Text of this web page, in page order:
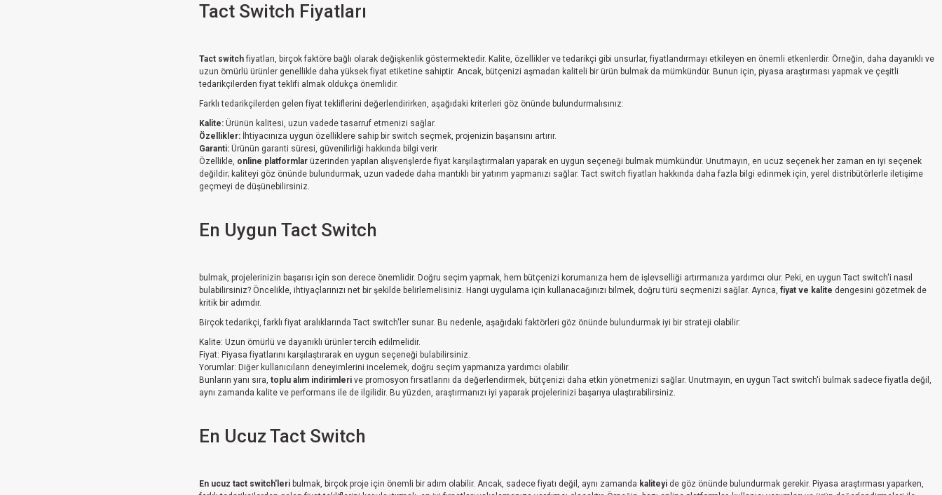
Tact Switch Fiyatları
Tact switchfiyatları, birçok faktöre bağlı olarak değişkenlik göstermektedir. Kalite, özellikler ve tedarikçi gibi unsurlar, fiyatlandırmayı etkileyen en önemli etkenlerdir. Örneğin, daha dayanıklı ve
uzun ömürlü ürünler genellikle daha yüksek fiyat etiketine sahiptir. Ancak, bütçenizi aşmadan kaliteli bir ürün bulmak da mümkündür. Bunun için, piyasa araştırması yapmak ve çeşitli
tedarikçilerden fiyat teklifi almak oldukça önemlidir.
Farklı tedarikçilerden gelen fiyat tekliflerini değerlendirirken, aşağıdaki kriterleri göz önünde bulundurmalısınız:
Kalite: Ürünün kalitesi, uzun vadede tasarruf etmenizi sağlar.
Özellikler: İhtiyacınıza uygun özelliklere sahip bir switch seçmek, projenizin başarısını artırır.
Garanti: Ürünün garanti süresi, güvenilirliği hakkında bilgi verir.
Özellikle, online platformlar üzerinden yapılan alışverişlerde fiyat karşılaştırmaları yaparak en uygun seçeneği bulmak mümkündür. Unutmayın, en ucuz seçenek her zaman en iyi seçenek
değildir; kaliteyi göz önünde bulundurmak, uzun vadede daha mantıklı bir yatırım yapmanızı sağlar. Tact switch fiyatları hakkında daha fazla bilgi edinmek için, yerel distribütörlerle iletişime
geçmeyi de düşünebilirsiniz.
En Uygun Tact Switch
bulmak, projelerinizin başarısı için son derece önemlidir. Doğru seçim yapmak, hem bütçenizi korumanıza hem de işlevselliği artırmanıza yardımcı olur. Peki, en uygun Tact switch'i nasıl
bulabilirsiniz? Öncelikle, ihtiyaçlarınızı net bir şekilde belirlemelisiniz. Hangi uygulama için kullanacağınızı bilmek, doğru türü seçmenizi sağlar. Ayrıca, fiyat ve kalite dengesini gözetmek de
kritik bir adımdır.
Birçok tedarikçi, farklı fiyat aralıklarında Tact switch'ler sunar. Bu nedenle, aşağıdaki faktörleri göz önünde bulundurmak iyi bir strateji olabilir:
Kalite: Uzun ömürlü ve dayanıklı ürünler tercih edilmelidir.
Fiyat: Piyasa fiyatlarını karşılaştırarak en uygun seçeneği bulabilirsiniz.
Yorumlar: Diğer kullanıcıların deneyimlerini incelemek, doğru seçim yapmanıza yardımcı olabilir.
Bunların yanı sıra, toplu alım indirimleri ve promosyon fırsatlarını da değerlendirmek, bütçenizi daha etkin yönetmenizi sağlar. Unutmayın, en uygun Tact switch'i bulmak sadece fiyatla değil,
aynı zamanda kalite ve performans ile de ilgilidir. Bu yüzden, araştırmanızı iyi yaparak projelerinizi başarıya ulaştırabilirsiniz.
En Ucuz Tact Switch
En ucuz tact switch'leri bulmak, birçok proje için önemli bir adım olabilir. Ancak, sadece fiyatı değil, aynı zamanda kaliteyi de göz önünde bulundurmak gerekir. Piyasa araştırması yaparken,